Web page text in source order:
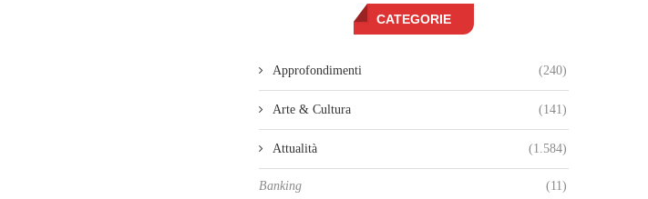
CATEGORIE
Approfondimenti (240)
Arte & Cultura (141)
Attualità (1.584)
Banking (11)